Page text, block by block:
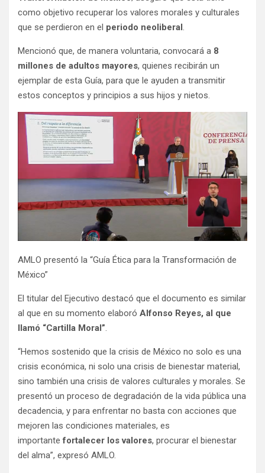
como objetivo recuperar los valores morales y culturales
que se perdieron en el periodo neoliberal.
Mencionó que, de manera voluntaria, convocará a 8
millones de adultos mayores, quienes recibirán un
ejemplar de esta Guía, para que le ayuden a transmitir
estos conceptos y principios a sus hijos y nietos.
AMLO presentó la “Guía Ética para la Transformación de
México”
El titular del Ejecutivo destacó que el documento es similar
al que en su momento elaboró Alfonso Reyes, al que
llamó “Cartilla Moral”.
“Hemos sostenido que la crisis de México no solo es una
crisis económica, ni solo una crisis de bienestar material,
sino también una crisis de valores culturales y morales. Se
presentó un proceso de degradación de la vida pública una
decadencia, y para enfrentar no basta con acciones que
mejoren las condiciones materiales, es
importantefortalecer los valores, procurar el bienestar
del alma”, expresó AMLO.